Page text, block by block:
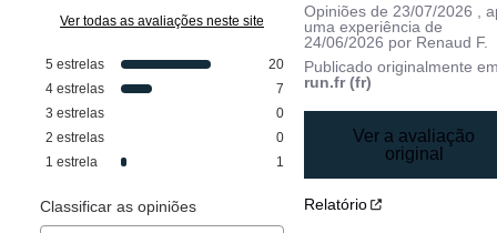
Ver todas as avaliações neste site
5 estrelas
20
4 estrelas
7
3 estrelas
0
2 estrelas
0
1 estrela 1
Classificar as opiniões
Opiniões de 23/07/2026
,
uma experiência de
24/06/2026 por Renaud F.
Publicado originalmente
run.fr (fr)
Ver a avaliação
original
Relatório